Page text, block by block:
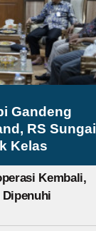
Gandeng
RS Sungai
Kelas
Kembali,